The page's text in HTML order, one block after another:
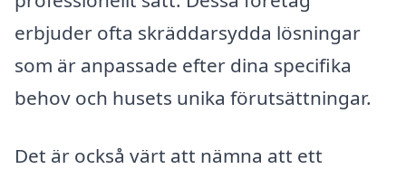
erbjuder ofta skräddarsydda lösningar
som är anpassade efter dina specifika
behov och husets unika förutsättningar.
Det är också värt att nämna att ett